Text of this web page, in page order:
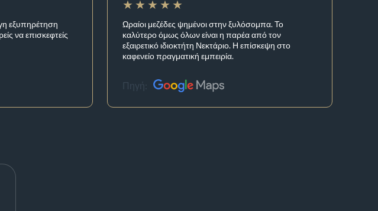
εξυπηρέτηση
να επισκεφτείς
Ωραίοι μεζέδες ψημένοι στην ξυλόσομπα. Το
καλύτερο όμως όλων είναι η παρέα από τον
εξαιρετικό ιδιοκτήτη Νεκτάριο. Η επίσκεψη στο
καφενείο πραγματική εμπειρία.
Πηγή: